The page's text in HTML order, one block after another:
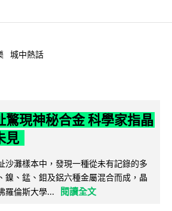
城中熱話
驚現神秘合金 科學家指晶
見
沙灘樣本中，發現一種從未有記錄的多
鎳、錳、鉬及鋁六種金屬混合而成，晶
羅倫斯大學...
閱讀全文